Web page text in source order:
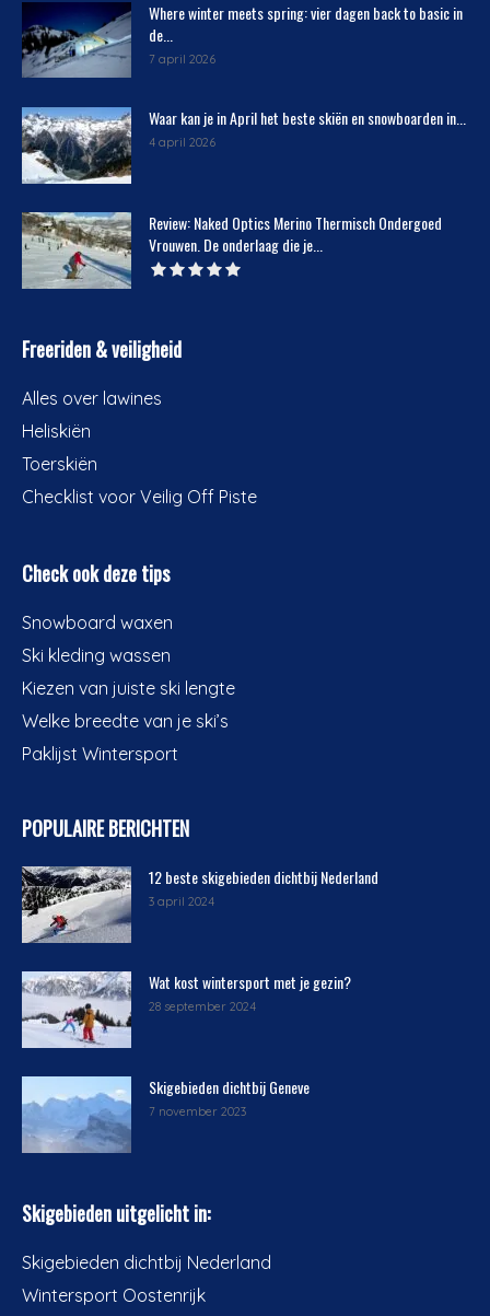
Where winter meets spring: vier dagen back to basic in
de...
7 april 2026
Waar kan je in April het beste skiën en snowboarden in...
4 april 2026
Review: Naked Optics Merino Thermisch Ondergoed
Vrouwen. De onderlaag die je...
Freeriden & veiligheid
Alles over lawines
Heliskiën
Toerskiën
Checklist voor Veilig Off Piste
Check ook deze tips
Snowboard waxen
Ski kleding wassen
Kiezen van juiste ski lengte
Welke breedte van je ski’s
Paklijst Wintersport
POPULAIRE BERICHTEN
12 beste skigebieden dichtbij Nederland
3 april 2024
Wat kost wintersport met je gezin?
28 september 2024
Skigebieden dichtbij Geneve
7 november 2023
Skigebieden uitgelicht in:
Skigebieden dichtbij Nederland
Wintersport Oostenrijk